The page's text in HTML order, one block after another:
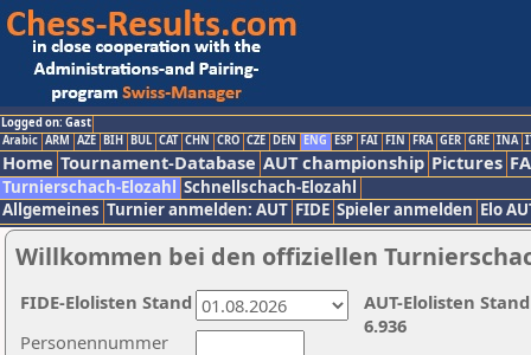
Logged on: Gast
Arabic ARM AZE BIH BUL CAT CHN CRO CZE DEN ENG ESP FAI FIN FRA GER GRE INA
Home Tournament-Database AUT championship Pictures
Turnierschach-Elozahl Schnellschach-Elozahl
Allgemeines Turnier anmelden: AUT FIDE Spieler anmelden Elo
Willkommen bei den offiziellen
Personennummer
AUT-Elolisten
6.936
FIDE-Elolisten Stand